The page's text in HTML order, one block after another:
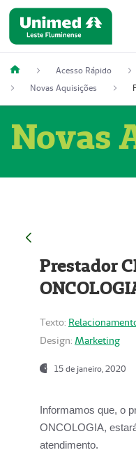
Acesso Rápido
Novas Aquisições
Novas
Prestador
Texto:
Design: Marketing
15 de janeiro, 2020
Informamos que, o
ONCOLOGIA,
atendimento.